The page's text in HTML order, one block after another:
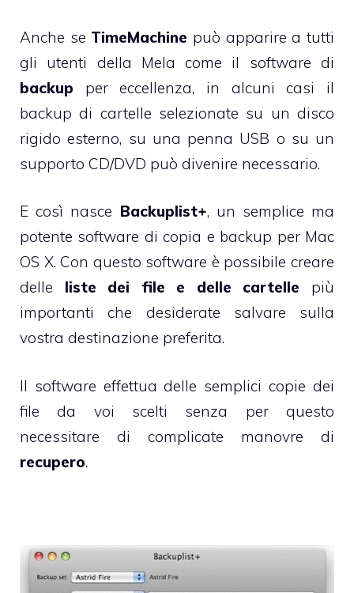
Anche se TimeMachine può apparire a tutti
gli utenti della Mela come il software di
backup per eccellenza, in alcuni casi il
backup di cartelle selezionate su un disco
rigido esterno, su una penna USB o su un
supporto CD/DVD può divenire necessario.
E così nasce Backuplist+, un semplice ma
potente software di copia e backup per Mac
OS X. Con questo software è possibile creare
delle liste dei file e delle cartelle più
importanti che desiderate salvare sulla
vostra destinazione preferita.
Il software effettua delle semplici copie dei
file da voi scelti senza per questo
necessitare di complicate manovre di
recupero.